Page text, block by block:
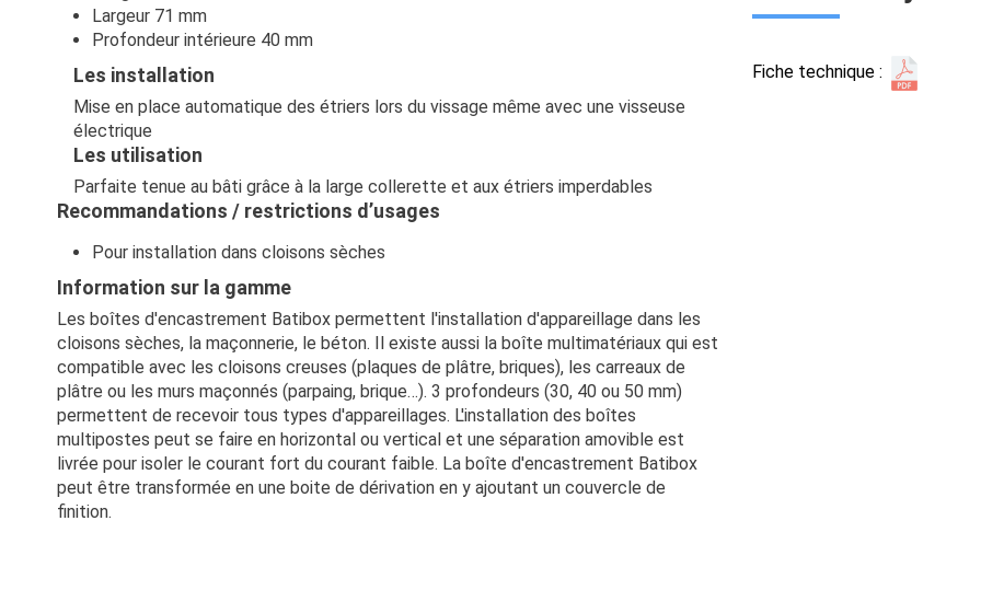
Largeur 71 mm
Profondeur intérieure 40 mm
Les installation
Mise en place automatique des étriers lors du vissage même avec une visseuse
électrique
Les utilisation
Parfaite tenue au bâti grâce à la large collerette et aux étriers imperdables
Recommandations / restrictions d’usages
Pour installation dans cloisons sèches
Information sur la gamme
Les boîtes d'encastrement Batibox permettent l'installation d'appareillage dans les
cloisons sèches, la maçonnerie, le béton. Il existe aussi la boîte multimatériaux qui est
compatible avec les cloisons creuses (plaques de plâtre, briques), les carreaux de
plâtre ou les murs maçonnés (parpaing, brique…). 3 profondeurs (30, 40 ou 50 mm)
permettent de recevoir tous types d'appareillages. L'installation des boîtes
multipostes peut se faire en horizontal ou vertical et une séparation amovible est
livrée pour isoler le courant fort du courant faible. La boîte d'encastrement Batibox
peut être transformée en une boite de dérivation en y ajoutant un couvercle de
finition.
Fiche technique :